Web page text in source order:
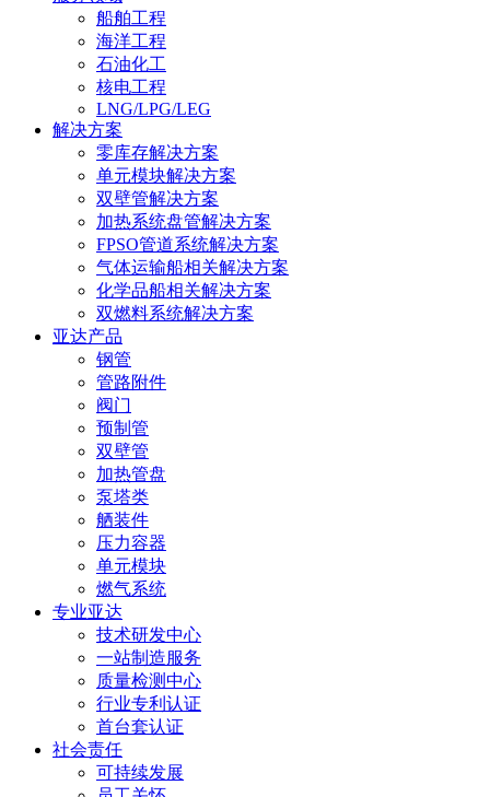
船舶工程
海洋工程
石油化工
核电工程
LNG/LPG/LEG
解决方案
零库存解决方案
单元模块解决方案
双壁管解决方案
加热系统盘管解决方案
FPSO管道系统解决方案
气体运输船相关解决方案
化学品船相关解决方案
双燃料系统解决方案
亚达产品
钢管
管路附件
阀门
预制管
双壁管
加热管盘
泵塔类
舾装件
压力容器
单元模块
燃气系统
专业亚达
技术研发中心
一站制造服务
质量检测中心
行业专利认证
首台套认证
社会责任
可持续发展